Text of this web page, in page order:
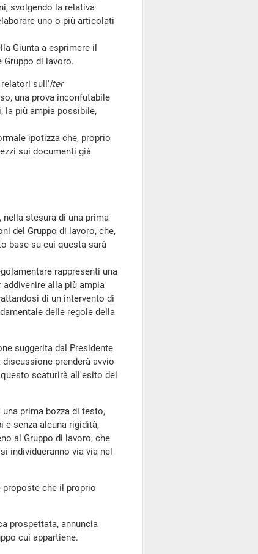
svolgendo la relativa
uno o più articolati
Giunta a esprimere il
di lavoro.
sull'iter
una prova inconfutabile
la più ampia possibile,
ipotizza che, proprio
sui documenti già
stesura di una prima
del Gruppo di lavoro, che,
base su cui questa sarà
rappresenti una
alla più ampia
di un intervento di
delle regole della
suggerita dal Presidente
prenderà avvio
scaturirà all'esito del
prima bozza di testo,
e senza alcuna rigidità,
al Gruppo di lavoro, che
individueranno via via nel
proposte che il proprio
prospettata, annuncia
cui appartiene.